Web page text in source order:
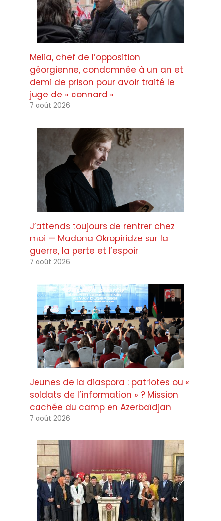
Melia, chef de l’opposition
géorgienne, condamnée à un an et
demi de prison pour avoir traité le
juge de « connard »
7 août 2026
J’attends toujours de rentrer chez
moi — Madona Okropiridze sur la
guerre, la perte et l’espoir
7 août 2026
Jeunes de la diaspora : patriotes ou «
soldats de l’information » ? Mission
cachée du camp en Azerbaïdjan
7 août 2026